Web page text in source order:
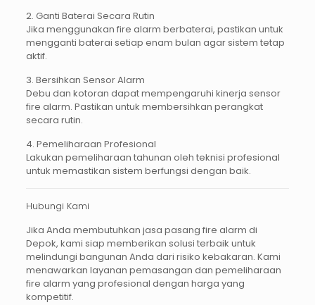
2. Ganti Baterai Secara Rutin
Jika menggunakan fire alarm berbaterai, pastikan untuk
mengganti baterai setiap enam bulan agar sistem tetap
aktif.
3. Bersihkan Sensor Alarm
Debu dan kotoran dapat mempengaruhi kinerja sensor
fire alarm. Pastikan untuk membersihkan perangkat
secara rutin.
4. Pemeliharaan Profesional
Lakukan pemeliharaan tahunan oleh teknisi profesional
untuk memastikan sistem berfungsi dengan baik.
Hubungi Kami
Jika Anda membutuhkan jasa pasang fire alarm di
Depok, kami siap memberikan solusi terbaik untuk
melindungi bangunan Anda dari risiko kebakaran. Kami
menawarkan layanan pemasangan dan pemeliharaan
fire alarm yang profesional dengan harga yang
kompetitif.